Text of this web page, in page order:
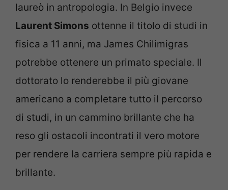
laureò in antropologia. In Belgio invece
Laurent Simons ottenne il titolo di studi in
fisica a 11 anni, ma James Chilimigras
potrebbe ottenere un primato speciale. Il
dottorato lo renderebbe il più giovane
americano a completare tutto il percorso
di studi, in un cammino brillante che ha
reso gli ostacoli incontrati il vero motore
per rendere la carriera sempre più rapida e
brillante.